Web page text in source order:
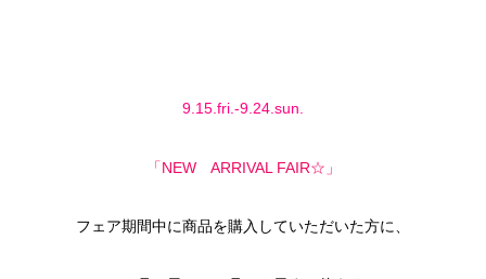
9.15.fri.-9.24.sun.
「NEW ARRIVAL FAIR☆」
フェア期間中に商品を購入していただいた方に、